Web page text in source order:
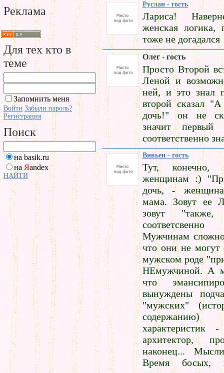
Реклама
Для тех кто в
теме
Запомнить меня
Войти Забыли пароль?
Регистрация
Поиск
на basik.ru
на Яandex
НАЙТИ
Руслан - гость
Лариса!
женская логика,
тоже не догадался
Олег - гость
Просто Второй
Леной и
ней, и это знал
второй сказал
дочь!" он не
значит
соответственно
Вивьен - гость
Тут, конечно,
женщинам :)
дочь, -
мама. Зовут ее
зовут
Мужчинам сложно
что они не могут
мужском роде
НЕмужчиной. А
что
вынуждены
"мужских"
характеристик
архитектор,
наконец...
Время босых,